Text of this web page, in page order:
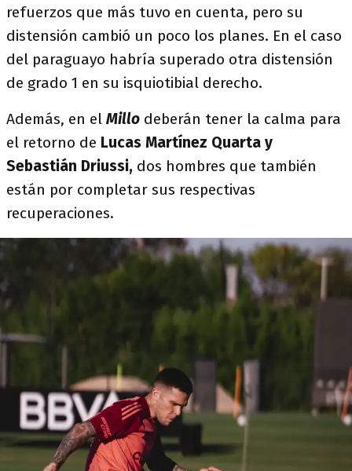
refuerzos que más tuvo en cuenta, pero su
distensión cambió un poco los planes. En el caso
del paraguayo habría superado otra distensión
de grado 1 en su isquiotibial derecho.
Además, en el Millo deberán tener la calma para
el retorno de Lucas Martínez Quarta y
Sebastián Driussi, dos hombres que también
están por completar sus respectivas
recuperaciones.